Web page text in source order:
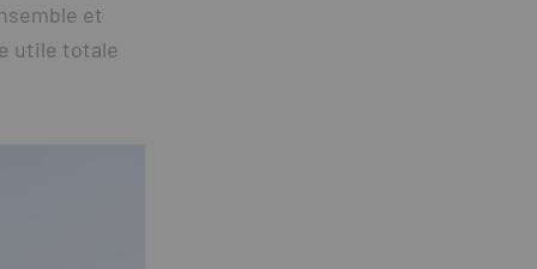
et
utile totale